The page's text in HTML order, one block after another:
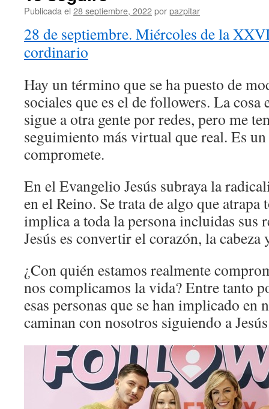
Publicada el 28 septiembre, 2022porpazpitar
28 de septiembre. Miércoles de la
cordinario
Hay un término que se ha puesto de
sociales que es el de followers. La cosa
sigue a otra gente por redes, pero me
seguimiento más virtual que real. Es
compromete.
En el Evangelio Jesús subraya la
en el Reino. Se trata de algo que atrapa
implica a toda la persona incluidas sus
Jesús es convertir el corazón, la cabeza
¿Con quién estamos realmente
nos complicamos la vida? Entre tanto
esas personas que se han implicado en
caminan con nosotros siguiendo a